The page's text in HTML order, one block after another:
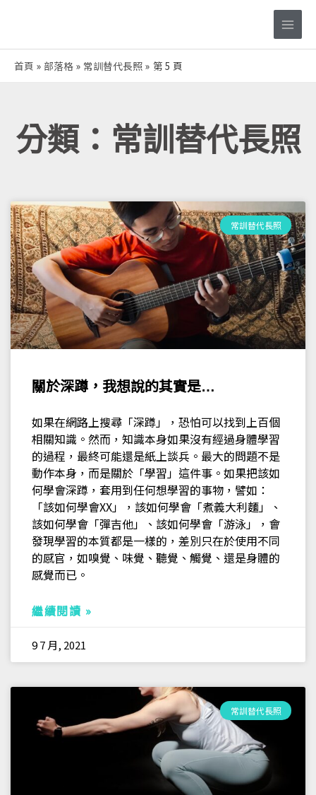
Main
首頁 部落格 常訓替代長照 第 5 頁
分類：常訓替代長照
常訓替代長照
關於深蹲，我想說的其實是…
如果在網路上搜尋「深蹲」，恐怕可以找到上百個
相關知識。然而，知識本身如果沒有經過身體學習
的過程，最終可能還是紙上談兵。最大的問題不是
動作本身，而是關於「學習」這件事。如果把該如
何學會深蹲，套用到任何想學習的事物，譬如：
「該如何學會XX」，該如何學會「煮義大利麵」、
該如何學會「彈吉他」、該如何學會「游泳」，會
發現學習的本質都是一樣的，差別只在於使用不同
的感官，如嗅覺、味覺、聽覺、觸覺、還是身體的
感覺而已。
繼續閱讀 »
9 7 月, 2021
常訓替代長照
面 面 面 面 面